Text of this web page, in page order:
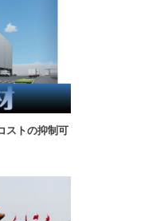
ストの抑制可